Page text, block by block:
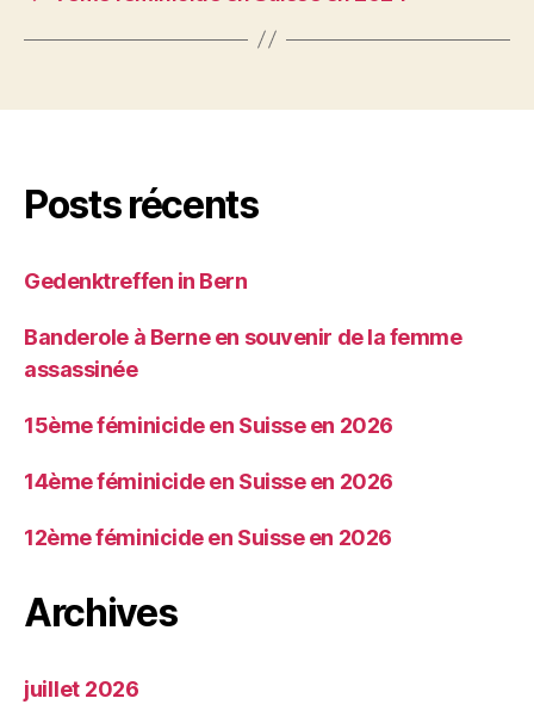
Posts récents
Gedenktreffen in Bern
Banderole à Berne en souvenir de la femme
assassinée
15ème féminicide en Suisse en 2026
14ème féminicide en Suisse en 2026
12ème féminicide en Suisse en 2026
Archives
juillet 2026